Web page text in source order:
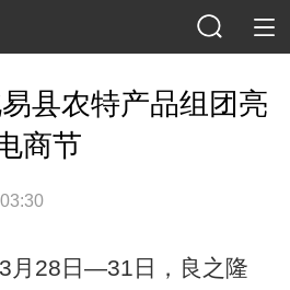
县农特产品组团亮
商节
3月28日—31日，良之隆